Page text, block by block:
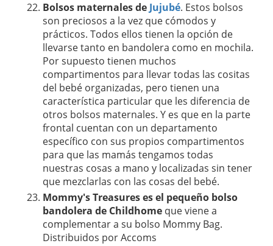
Bolsos maternales de Jujubé. Estos bolsos
son preciosos a la vez que cómodos y
prácticos. Todos ellos tienen la opción de
llevarse tanto en bandolera como en mochila.
Por supuesto tienen muchos
compartimentos para llevar todas las cositas
del bebé organizadas, pero tienen una
característica particular que les diferencia de
otros bolsos maternales. Y es que en la parte
frontal cuentan con un departamento
específico con sus propios compartimentos
para que las mamás tengamos todas
nuestras cosas a mano y localizadas sin tener
que mezclarlas con las cosas del bebé.
Mommy's Treasures es el pequeño bolso
bandolera de Childhome que viene a
complementar a su bolso Mommy Bag.
Distribuidos por Accoms